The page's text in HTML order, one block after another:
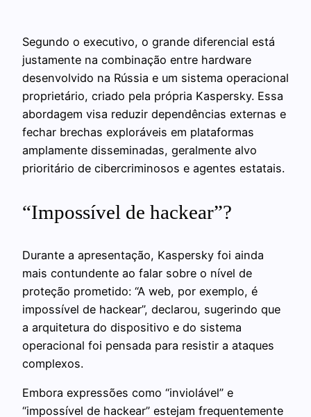
Segundo o executivo, o grande diferencial está
justamente na combinação entre hardware
desenvolvido na Rússia e um sistema operacional
proprietário, criado pela própria Kaspersky. Essa
abordagem visa reduzir dependências externas e
fechar brechas exploráveis em plataformas
amplamente disseminadas, geralmente alvo
prioritário de cibercriminosos e agentes estatais.
“Impossível de hackear”?
Durante a apresentação, Kaspersky foi ainda
mais contundente ao falar sobre o nível de
proteção prometido: “A web, por exemplo, é
impossível de hackear”, declarou, sugerindo que
a arquitetura do dispositivo e do sistema
operacional foi pensada para resistir a ataques
complexos.
Embora expressões como “inviolável” e
“impossível de hackear” estejam frequentemente